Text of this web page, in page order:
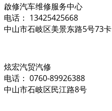
啟修汽车维修服务中心
电话： 13425425668
中山市石岐区美景东路5号73卡
炫宏汽贸汽修
电话： 0760-89926388
中山市石岐区民江路8号